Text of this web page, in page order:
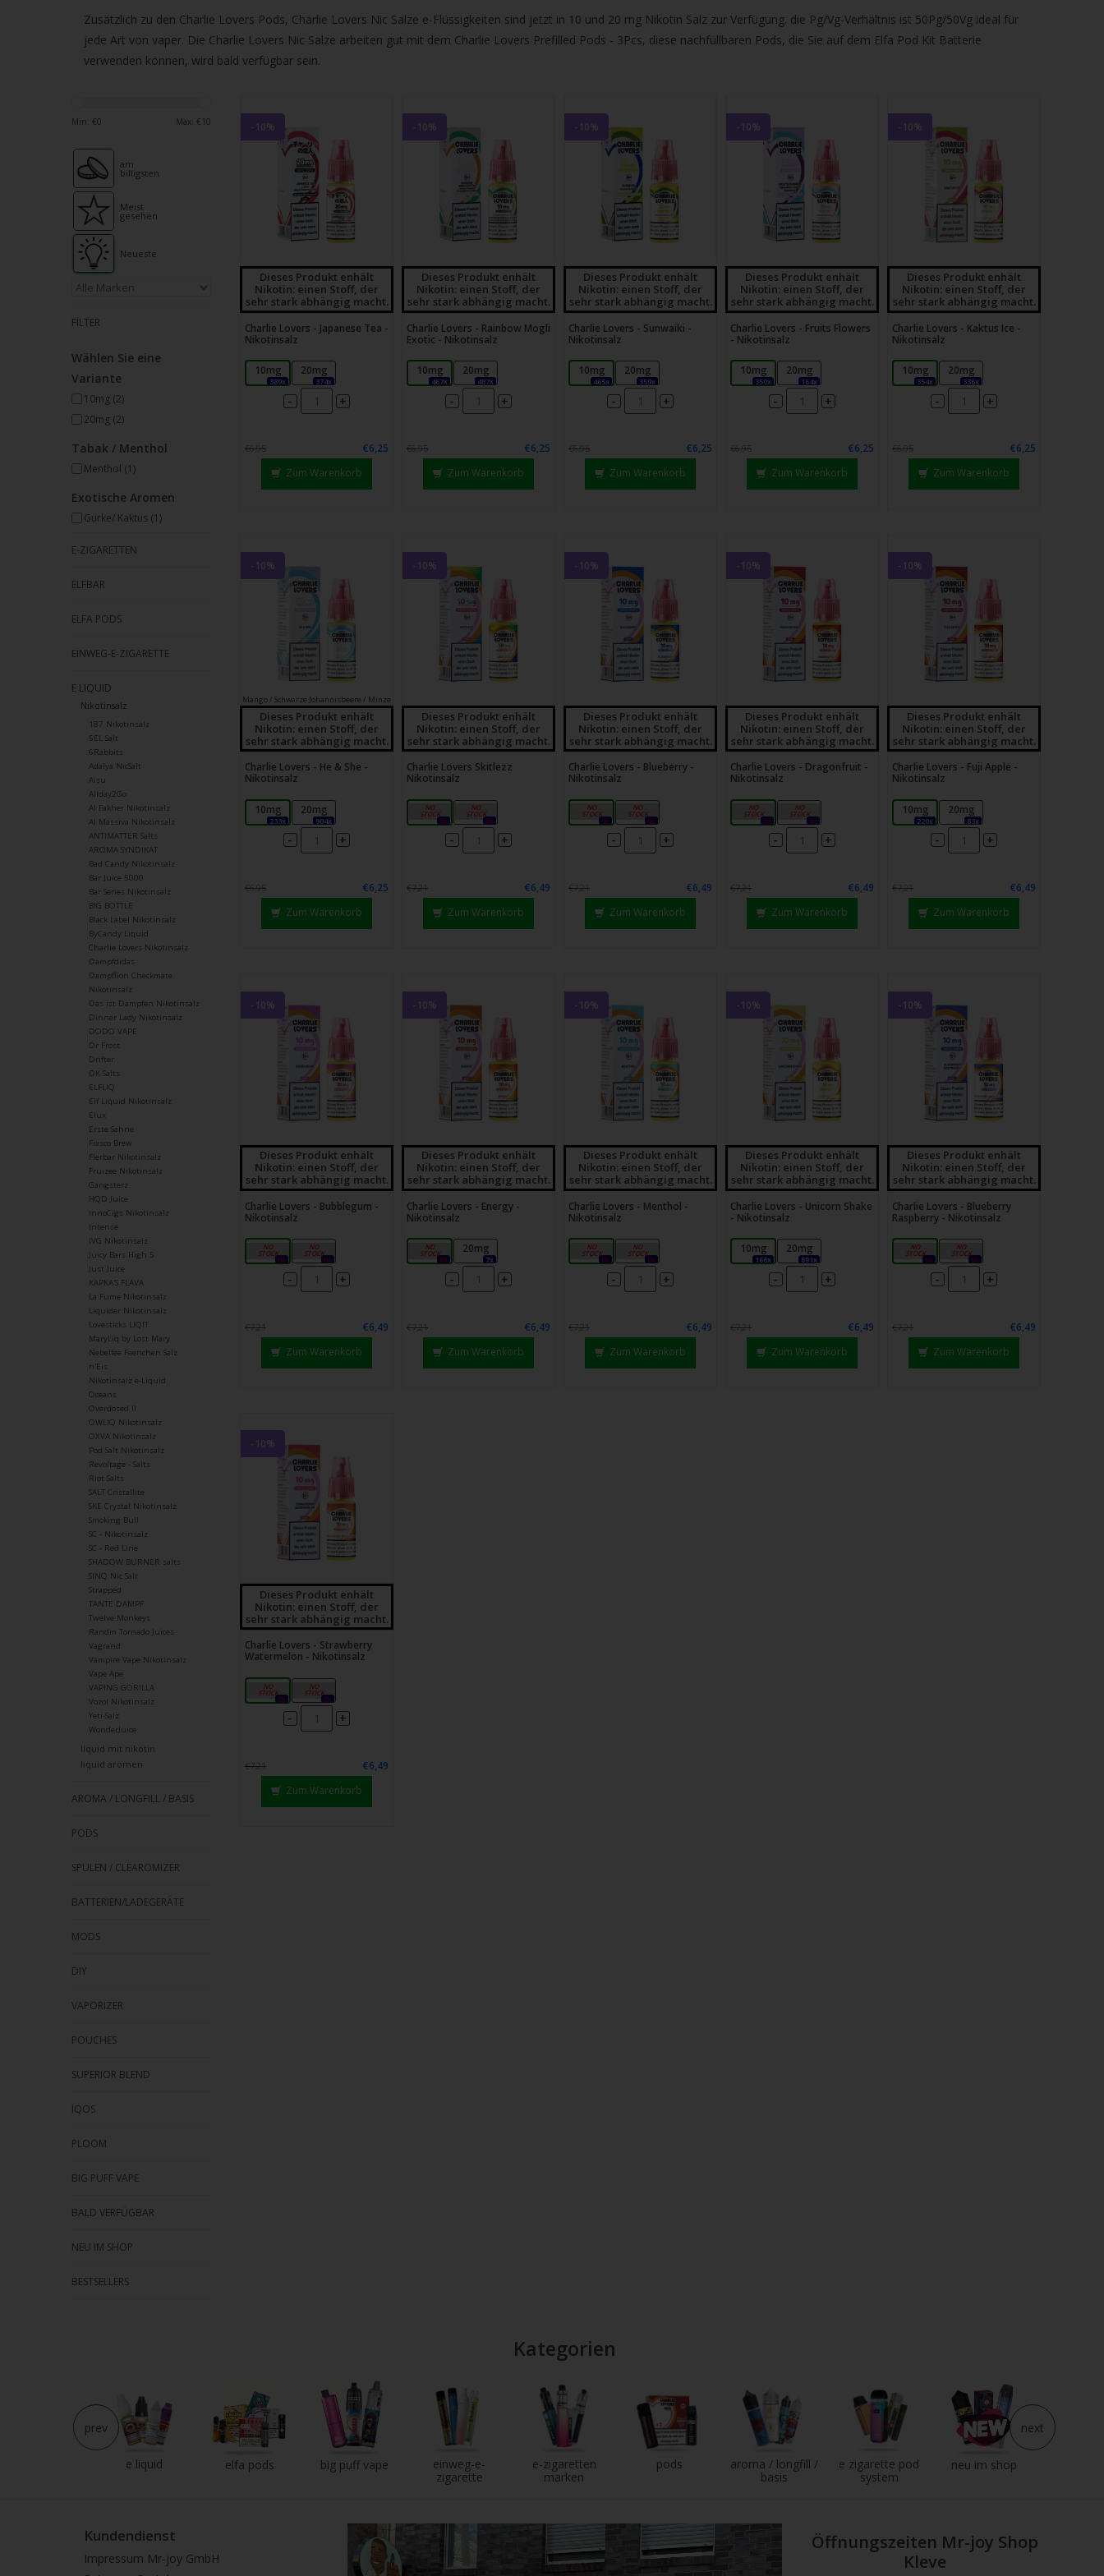
Ergebnis
auszuwählen.
zum
Suchergebnis
zu
gelangen.
von
Touchgeräten
können
Touch-
verwenden.
Zusätzlich zu den Charlie Lovers Pods, Charlie Lovers Nic Salze e-Flüssigkeiten sind jetzt in 10 und 20 mg Nikotin Salz zur Verfügung. die Pg/Vg-Verhältnis ist 50Pg/50Vg ideal für
jede Art von vaper. Die Charlie Lovers Nic Salze arbeiten gut mit dem Charlie Lovers Prefilled Pods - 3Pcs, diese nachfüllbaren Pods, die Sie auf dem Elfa Pod Kit Batterie
verwenden können, wird bald verfügbar sein.
Min: €0 Max: € 10
am
billigsten
Meist
gesehen
Neueste
FILTER
Wählen Sie eine
Variante
10mg (2)
20mg (2)
Tabak / Menthol
Menthol (1)
Exotische Aromen
Gurke/ Kaktus (1)
E-ZIGARETTEN
ELFBAR
ELFA PODS
EINWEG-E-ZIGARETTE
E LIQUID
Nikotinsalz
187 Nikotinsalz
5EL Salt
6Rabbits
Adalya NicSalt
Aisu
Allday2Go
Al Fakher Nikotinsalz
Al Massiva Nikotinsalz
ANTIMATTER Salts
AROMA SYNDIKAT
Bad Candy Nikotinsalz
Bar Juice 5000
Bar Series Nikotinsalz
BIG BOTTLE
Black Label Nikotinsalz
ByCandy Liquid
Charlie Lovers Nikotinsalz
Dampfdidas
Dampflion Checkmate
Nikotinsalz
Das ist Dampfen Nikotinsalz
Dinner Lady Nikotinsalz
DODO VAPE
Dr Frost
Drifter
DK Salts
ELFLIQ
Elf Liquid Nikotinsalz
Elux
Erste Sahne
Fiasco Brew
Flerbar Nikotinsalz
Fruizee Nikotinsalz
Gangsterz
HQD Juice
InnoCigs Nikotinsalz
Intense
IVG Nikotinsalz
Juicy Bars High 5
Just Juice
KAPKA'S FLAVA
La Fume Nikotinsalz
Liquider Nikotinsalz
Lovesticks LIQIT
MaryLiq by Lost Mary
Nebelfee Feenchen Salz
n'Eis
Nikotinsalz e-Liquid
Oceans
Overdosed II
OWLIQ Nikotinsalz
OXVA Nikotinsalz
Pod Salt Nikotinsalz
Revoltage - Salts
Riot Salts
SALT Cristallite
SKE Crystal Nikotinsalz
Smoking Bull
SC - Nikotinsalz
SC - Red Line
SHADOW BURNER salts
SINQ Nic Salt
Strapped
TANTE DAMPF
Twelve Monkeys
Randm Tornado Juices
Vagrand
Vampire Vape Nikotinsalz
Vape Ape
VAPING GORILLA
Vozol Nikotinsalz
Yeti-Salz
WonderJuice
liquid mit nikotin
liquid aromen
AROMA / LONGFILL / BASIS
PODS
SPULEN / CLEAROMIZER
BATTERIEN/LADEGERÄTE
MODS
DIY
VAPORIZER
POUCHES
SUPERIOR BLEND
IQOS
PLOOM
BIG PUFF VAPE
BALD VERFÜGBAR
NEU IM SHOP
BESTSELLERS
-10%
Dieses Produkt enhält
Nikotin: einen Stoff, der
sehr stark abhängig macht.
Charlie Lovers - Japanese Tea -
Nikotinsalz
10mg
389x
20mg
374x
- +
€6,95
€6,25
Zum Warenkorb
-10%
Dieses Produkt enhält
Nikotin: einen Stoff, der
sehr stark abhängig macht.
Charlie Lovers - Rainbow Mogli
Exotic - Nikotinsalz
10mg
467x
20mg
487x
- +
€6,95
€6,25
Zum Warenkorb
-10%
Dieses Produkt enhält
Nikotin: einen Stoff, der
sehr stark abhängig macht.
Charlie Lovers - Sunwaiki -
Nikotinsalz
10mg
465x
20mg
359x
- +
€6,95
€6,25
Zum Warenkorb
-10%
Dieses Produkt enhält
Nikotin: einen Stoff, der
sehr stark abhängig macht.
Charlie Lovers - Fruits Flowers
- Nikotinsalz
10mg
350x
20mg
164x
- +
€6,95
€6,25
Zum Warenkorb
-10%
Dieses Produkt enhält
Nikotin: einen Stoff, der
sehr stark abhängig macht.
Charlie Lovers - Kaktus Ice -
Nikotinsalz
10mg
354x
20mg
336x
- +
€6,95
€6,25
Zum Warenkorb
-10%
Mango / Schwarze Johannisbeere / Minze
Dieses Produkt enhält
Nikotin: einen Stoff, der
sehr stark abhängig macht.
Charlie Lovers - He & She -
Nikotinsalz
10mg
233x
20mg
904x
- +
€6,95
€6,25
Zum Warenkorb
-10%
Dieses Produkt enhält
Nikotin: einen Stoff, der
sehr stark abhängig macht.
Charlie Lovers Skitlezz
Nikotinsalz
10mg
0x
20mg
0x
- +
€7,21
€6,49
Zum Warenkorb
-10%
Dieses Produkt enhält
Nikotin: einen Stoff, der
sehr stark abhängig macht.
Charlie Lovers - Blueberry -
Nikotinsalz
10mg
0x
20mg
0x
- +
€7,21
€6,49
Zum Warenkorb
-10%
Dieses Produkt enhält
Nikotin: einen Stoff, der
sehr stark abhängig macht.
Charlie Lovers - Dragonfruit -
Nikotinsalz
10mg
0x
20mg
0x
- +
€7,21
€6,49
Zum Warenkorb
-10%
Dieses Produkt enhält
Nikotin: einen Stoff, der
sehr stark abhängig macht.
Charlie Lovers - Fuji Apple -
Nikotinsalz
10mg
220x
20mg
83x
- +
€7,21
€6,49
Zum Warenkorb
-10%
Dieses Produkt enhält
Nikotin: einen Stoff, der
sehr stark abhängig macht.
Charlie Lovers - Bubblegum -
Nikotinsalz
10mg
0x
20mg
0x
- +
€7,21
€6,49
Zum Warenkorb
-10%
Dieses Produkt enhält
Nikotin: einen Stoff, der
sehr stark abhängig macht.
Charlie Lovers - Energy -
Nikotinsalz
10mg
0x
20mg
7x
- +
€7,21
€6,49
Zum Warenkorb
-10%
Dieses Produkt enhält
Nikotin: einen Stoff, der
sehr stark abhängig macht.
Charlie Lovers - Menthol -
Nikotinsalz
10mg
0x
20mg
0x
- +
€7,21
€6,49
Zum Warenkorb
-10%
Dieses Produkt enhält
Nikotin: einen Stoff, der
sehr stark abhängig macht.
Charlie Lovers - Unicorn Shake
- Nikotinsalz
10mg
166x
20mg
691x
- +
€7,21
€6,49
Zum Warenkorb
-10%
Dieses Produkt enhält
Nikotin: einen Stoff, der
sehr stark abhängig macht.
Charlie Lovers - Blueberry
Raspberry - Nikotinsalz
10mg
0x
20mg
0x
- +
€7,21
€6,49
Zum Warenkorb
-10%
Dieses Produkt enhält
Nikotin: einen Stoff, der
sehr stark abhängig macht.
Charlie Lovers - Strawberry
Watermelon - Nikotinsalz
10mg
0x
20mg
0x
- +
€7,21
€6,49
Zum Warenkorb
Kategorien
e liquid elfa pods big puff vape
einweg-e-
zigarette
e-zigaretten
marken
pods
aroma / longfill /
basis
e zigarette pod
system
neu im shop
prev next
Kundendienst
Impressum Mr-joy GmbH
Öffnungszeiten Mr-joy Shop
Kleve